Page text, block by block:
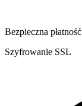
Bezpieczna płatność
Szyfrowanie SSL